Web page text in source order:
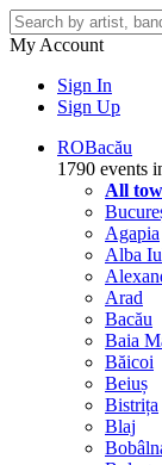
My Account
Sign In
Sign Up
ROBacău
1790 events
All
Agapia
Alba
Arad
Bacău
Baia
Băicoi
Beiuș
Bistrița
Blaj